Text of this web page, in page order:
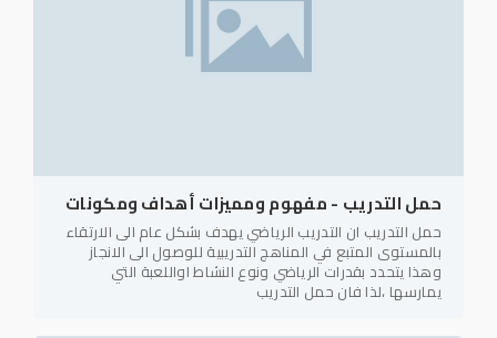
حمل التدريب - مفهوم ومميزات أهداف ومكونات
حمل التدريب ان التدريب الرياضي يهدف بشكل عام الى الارتقاء
بالمستوى المتبع في المناهج التدريبية للوصول الى الانجاز
وهذا يتحدد بقدرات الرياضي ونوع النشاط اواللعبة التي
يمارسها ،لذا فان حمل التدريب